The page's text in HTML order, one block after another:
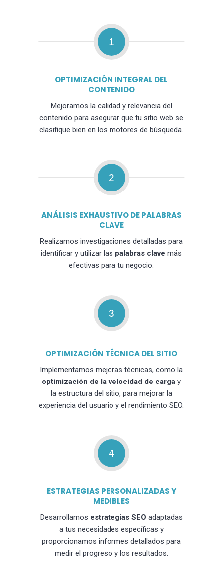
1
OPTIMIZACIÓN INTEGRAL DEL
CONTENIDO
Mejoramos la calidad y relevancia del
contenido para asegurar que tu sitio web se
clasifique bien en los motores de búsqueda.
2
ANÁLISIS EXHAUSTIVO DE PALABRAS
CLAVE
Realizamos investigaciones detalladas para
identificar y utilizar las palabras clave más
efectivas para tu negocio.
3
OPTIMIZACIÓN TÉCNICA DEL SITIO
Implementamos mejoras técnicas, como la
optimización de la velocidad de carga y
la estructura del sitio, para mejorar la
experiencia del usuario y el rendimiento SEO.
4
ESTRATEGIAS PERSONALIZADAS Y
MEDIBLES
Desarrollamos estrategias SEO adaptadas
a tus necesidades específicas y
proporcionamos informes detallados para
medir el progreso y los resultados.